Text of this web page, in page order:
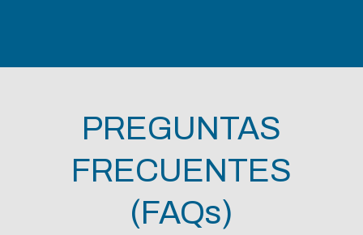
PREGUNTAS
FRECUENTES
(FAQs)